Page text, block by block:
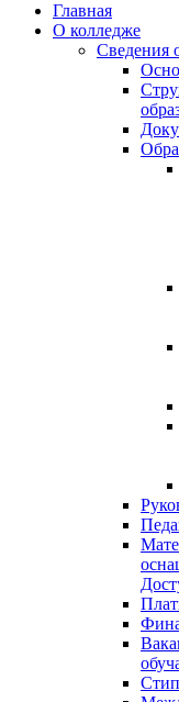
Главная
О колледже
Сведения